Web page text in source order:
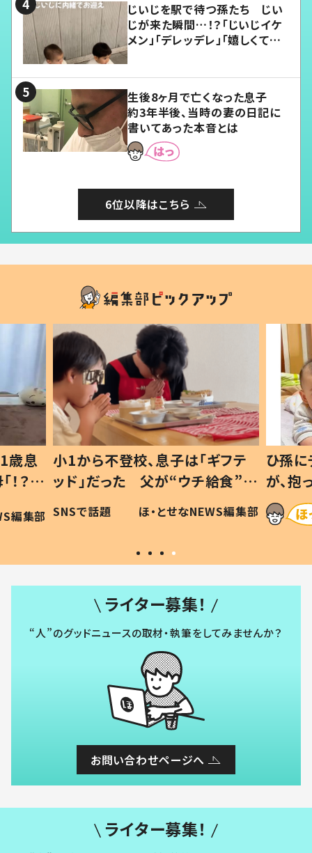
じいじを駅で待つ孫たち じい
じが来た瞬間…！？「じいじイケ
メン」「デレッデレ」「嬉しくて可
生後8ヶ月で亡くなった息子
約3年半後、当時の妻の日記に
書いてあった本音とは
6位以降はこちら
歳息
？」
編集部
小1から不登校、息子は「ギフテ
ッド」だった 父が“ウチ給食”を
作り続ける理由とは #令和の親
#令和の子
SNSで話題 ほ・とせなNEWS編集部
ひ孫
が、
「涙が
い」
ライター募集！
“人”のグッドニュースの取材・執筆をしてみませんか？
お問い合わせページへ
ライター募集！